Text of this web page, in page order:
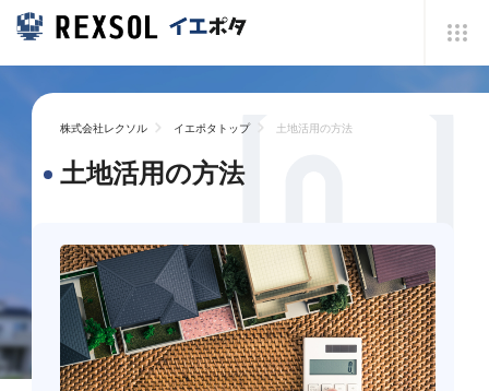
株式会社レクソル イエポタトップ 土地活用の方法
土地活用の方法